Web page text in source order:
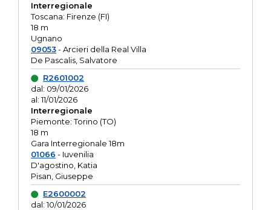
Interregionale
Toscana: Firenze (FI)
18 m
Ugnano
09053- Arcieri della Real Villa
De Pascalis, Salvatore
R2601002
dal: 09/01/2026
al: 11/01/2026
Interregionale
Piemonte: Torino (TO)
18 m
Gara Interregionale 18m
01066 - Iuvenilia
D'agostino, Katia
Pisan, Giuseppe
E2600002
dal: 10/01/2026